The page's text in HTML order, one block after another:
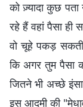
को ज़्यादा कुछ
रहे हैं वहां पैसा
वो चूहे पकड़
कि अगर तुम पैसा
जितने भी अच्छे
इस आदमी की